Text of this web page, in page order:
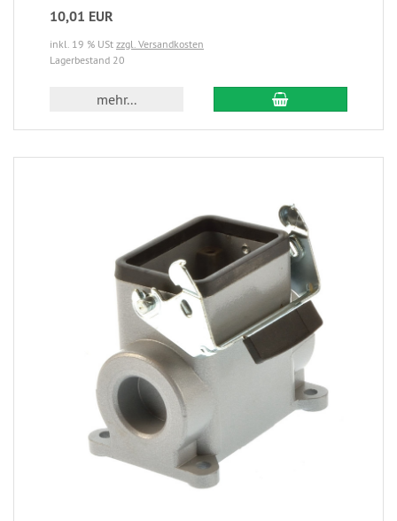
10,01 EUR
inkl. 19 % USt zzgl. Versandkosten
Lagerbestand 20
mehr...